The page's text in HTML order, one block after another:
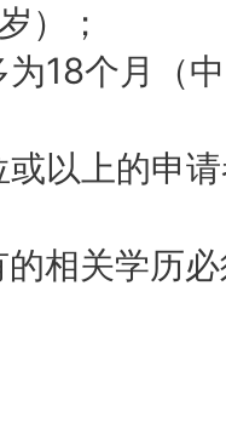
）；
18个月（
以上的申
相关学历